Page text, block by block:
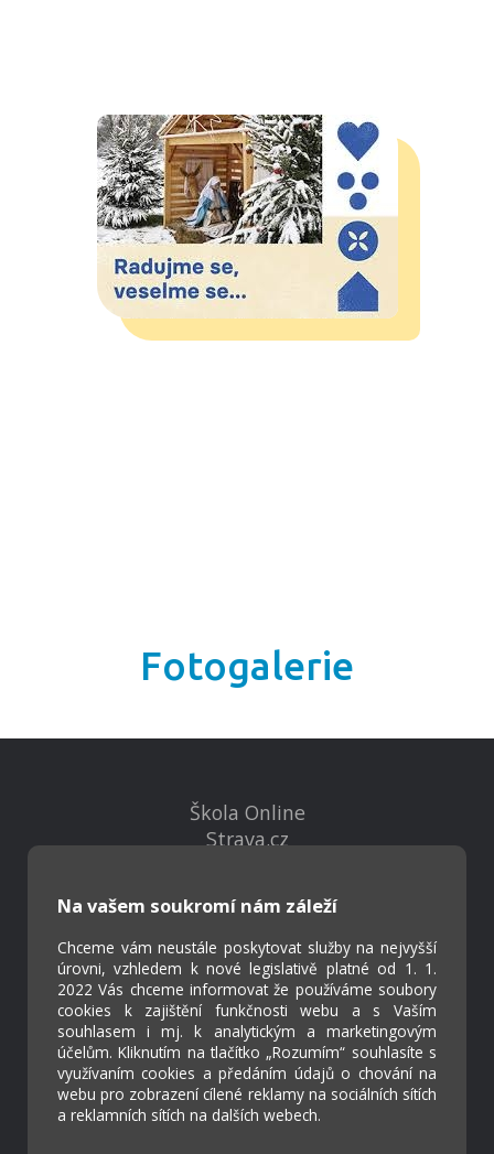
Fotogalerie
Na vašem soukromí nám záleží
Chceme vám neustále poskytovat služby na nejvyšší
úrovni, vzhledem k nové legislativě platné od 1. 1.
2022 Vás chceme informovat že používáme soubory
cookies k zajištění funkčnosti webu a s Vaším
souhlasem i mj. k analytickým a marketingovým
účelům. Kliknutím na tlačítko „Rozumím“ souhlasíte s
využívaním cookies a předáním údajů o chování na
webu pro zobrazení cílené reklamy na sociálních sítích
a reklamních sítích na dalších webech.
Škola Online
Strava.cz
Kontakty
Projekty
Virtuální prohlídka
Cookies
Přístupnost
Přihlášení